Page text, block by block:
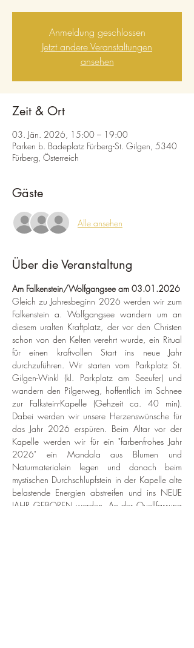
Anmeldung geschlossen
Jetzt andere Veranstaltungen
ansehen
Zeit & Ort
03. Jän. 2026, 15:00 – 19:00
Parken b. Badeplatz Fürberg-St. Gilgen, 5340
Fürberg, Österreich
Gäste
Alle ansehen
Über die Veranstaltung
Am Falkenstein/Wolfgangsee am 03.01.2026
Gleich zu Jahresbeginn 2026 werden wir zum
Falkenstein a. Wolfgangsee wandern um an
diesem uralten Kraftplatz, der vor den Christen
schon von den Kelten verehrt wurde, ein Ritual
für einen kraftvollen Start ins neue Jahr
durchzuführen. Wir starten vom Parkplatz St.
Gilgen-Winkl (kl. Parkplatz am Seeufer) und
wandern den Pilgerweg, hoffentlich im Schnee
zur Falkstein-Kapelle (Gehzeit ca. 40 min).
Dabei werden wir unsere Herzenswünsche für
das Jahr 2026 erspüren. Beim Altar vor der
Kapelle werden wir für ein "farbenfrohes Jahr
2026" ein Mandala aus Blumen und
Naturmaterialein legen und danach beim
mystischen Durchschlupfstein in der Kapelle alte
belastende Energien abstreifen und ins NEUE
JAHR GEBOREN werden. An der Quellfassung